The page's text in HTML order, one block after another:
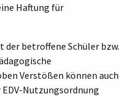
Haftung für
betroffene Schüler bzw.
Verstößen können auch
Nutzungsordnung